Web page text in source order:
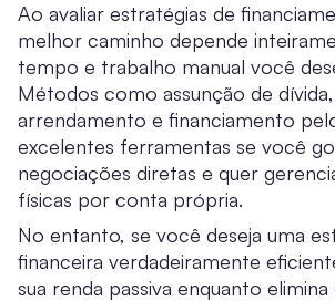
Ao avaliar estratégias de
melhor caminho depende
tempo e trabalho manual você
Métodos como assunção de
arrendamento e financiamento
excelentes ferramentas se você
negociações diretas e quer
físicas por conta própria.
No entanto, se você deseja uma
financeira verdadeiramente
sua renda passiva enquanto